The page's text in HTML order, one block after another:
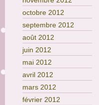
octobre 2012
septembre 2012
août 2012
juin 2012
mai 2012
avril 2012
mars 2012
février 2012